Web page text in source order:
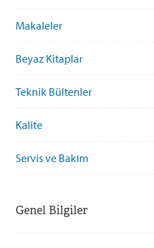
Makaleler
Beyaz Kitaplar
Teknik Bültenler
Kalite
Servis ve Bakım
Genel Bilgiler